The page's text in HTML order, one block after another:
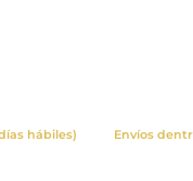
hábiles) Envíos